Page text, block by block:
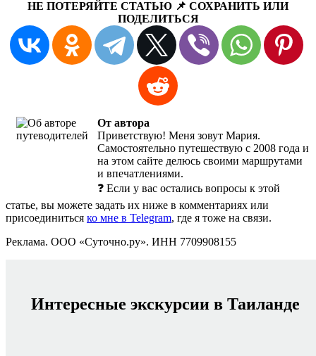
НЕ ПОТЕРЯЙТЕ СТАТЬЮ 📌 СОХРАНИТЬ ИЛИ
ПОДЕЛИТЬСЯ
От автора
Приветствую! Меня зовут Мария.
Самостоятельно путешествую с 2008 года и
на этом сайте делюсь своими маршрутами
и впечатлениями.
❓ Если у вас остались вопросы к этой
статье, вы можете задать их ниже в комментариях или
присоединиться ко мне в Telegram, где я тоже на связи.
Реклама. ООО «Суточно.ру». ИНН 7709908155
Интересные экскурсии в Таиланде